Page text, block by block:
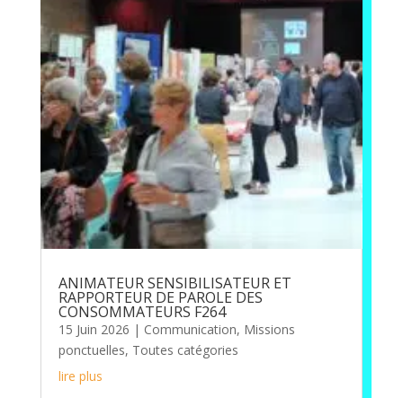
ANIMATEUR SENSIBILISATEUR ET
RAPPORTEUR DE PAROLE DES
CONSOMMATEURS F264
15 Juin 2026 | Communication, Missions
ponctuelles, Toutes catégories
lire plus